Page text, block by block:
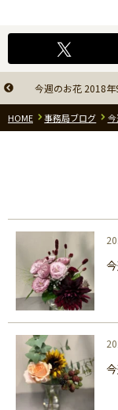
今週のお花 2018
HOME 事務局ブログ